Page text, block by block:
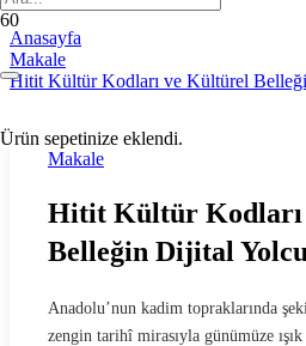
Ürün sepetinize eklendi.
Anasayfa
Makale
Hitit Kültür Kodları ve Kültürel
Makale
Hitit Kültür
Belleğin Dijital
Anadolu’nun kadim topraklarında
zengin tarihî mirasıyla günümüze